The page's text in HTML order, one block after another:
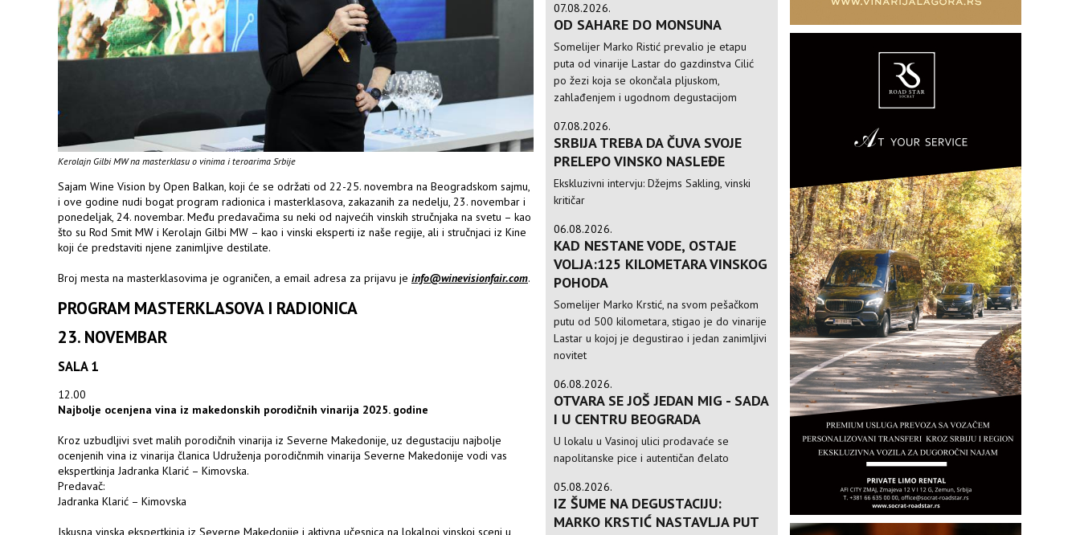
Kerolajn Gilbi MW na masterklasu o vinima i teroarima Srbije
Sajam Wine Vision by Open Balkan, koji će se održati od 22-25. novembra na Beogradskom sajmu,
i ove godine nudi bogat program radionica i masterklasova, zakazanih za nedelju, 23. novembar i
ponedeljak, 24. novembar. Među predavačima su neki od najvećih vinskih stručnjaka na svetu – kao
što su Rod Smit MW i Kerolajn Gilbi MW – kao i vinski eksperti iz naše regije, ali i stručnjaci iz Kine
koji će predstaviti njene zanimljive destilate.
Broj mesta na masterklasovima je ograničen, a email adresa za prijavu je info@winevisionfair.com.
PROGRAM MASTERKLASOVA I RADIONICA
23. NOVEMBAR
SALA 1
12.00
Najbolje ocenjena vina iz makedonskih porodičnih vinarija 2025. godine
Kroz uzbudljivi svet malih porodičnih vinarija iz Severne Makedonije, uz degustaciju najbolje
ocenjenih vina iz vinarija članica Udruženja porodičnmih vinarija Severne Makedonije vodi vas
ekspertkinja Jadranka Klarić – Kimovska.
Predavač:
Jadranka Klarić – Kimovska
Iskusna vinska ekspertkinja iz Severne Makedonije i aktivna učesnica na lokalnoj vinskoj sceni u
07.08.2026.
OD SAHARE DO MONSUNA
Somelijer Marko Ristić prevalio je etapu
puta od vinarije Lastar do gazdinstva Cilić
po žezi koja se okončala pljuskom,
zahlađenjem i ugodnom degustacijom
07.08.2026.
SRBIJA TREBA DA ČUVA SVOJE
PRELEPO VINSKO NASLEĐE
Ekskluzivni intervju: Džejms Sakling, vinski
kritičar
06.08.2026.
KAD NESTANE VODE, OSTAJE
VOLJA:125 KILOMETARA VINSKOG
POHODA
Somelijer Marko Krstić, na svom pešačkom
putu od 500 kilometara, stigao je do vinarije
Lastar u kojoj je degustirao i jedan zanimljivi
novitet
06.08.2026.
OTVARA SE JOŠ JEDAN MIG - SADA
I U CENTRU BEOGRADA
U lokalu u Vasinoj ulici prodavaće se
napolitanske pice i autentičan đelato
05.08.2026.
IZ ŠUME NA DEGUSTACIJU:
MARKO KRSTIĆ NASTAVLJA PUT